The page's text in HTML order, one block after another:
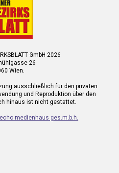
GmbH 2026
26
Wien.
ausschließlich für den privaten
und Reproduktion über den
hinaus ist nicht gestattet.
echo medienhaus ges.m.b.h.